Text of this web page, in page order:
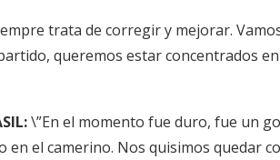
trata de corregir y mejorar.
queremos estar concentrados
\”En el momento fue duro, fue un
en el camerino. Nos quisimos quedar